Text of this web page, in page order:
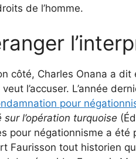
de l’homme.
côté, Charles Onana a dit
veut l’accuser. L’année
pour
sur l’opération turquoise
pour négationnisme a
Faurisson tout historien